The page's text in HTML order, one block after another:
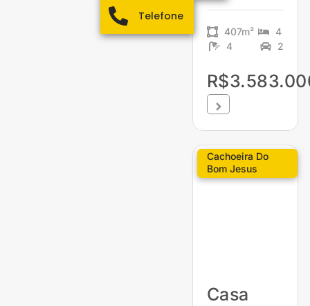
407m²
4
4
2
Cachoeira Do
Bom Jesus
Casa
Telefone